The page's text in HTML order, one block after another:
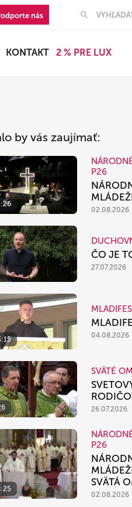
nás
KONTAKT 2 % PRE LUX
by vás zaujímať:
P26
02.08.2026
ČO JE
27.07.2026
04.08.2026
SVÄTÉ
26.07.2026
P26
SVÄTÁ
02.08.2026